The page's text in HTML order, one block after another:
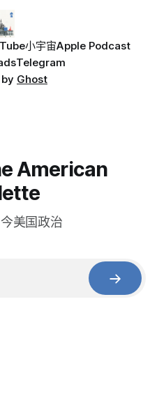
小宇宙Apple Podcast
Telegram
Ghost
American
美国政治